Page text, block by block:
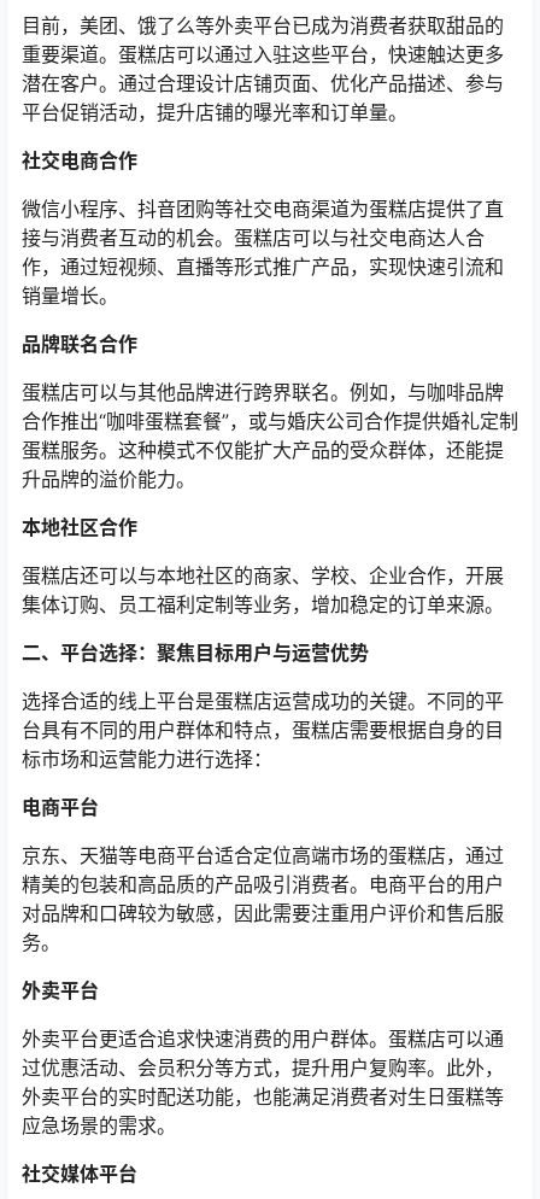
目前，美团、饿了么等外卖平台已成为消费者获取甜品的
重要渠道。蛋糕店可以通过入驻这些平台，快速触达更多
潜在客户。通过合理设计店铺页面、优化产品描述、参与
平台促销活动，提升店铺的曝光率和订单量。
社交电商合作
微信小程序、抖音团购等社交电商渠道为蛋糕店提供了直
接与消费者互动的机会。蛋糕店可以与社交电商达人合
作，通过短视频、直播等形式推广产品，实现快速引流和
销量增长。
品牌联名合作
蛋糕店可以与其他品牌进行跨界联名。例如，与咖啡品牌
合作推出“咖啡蛋糕套餐”，或与婚庆公司合作提供婚礼定制
蛋糕服务。这种模式不仅能扩大产品的受众群体，还能提
升品牌的溢价能力。
本地社区合作
蛋糕店还可以与本地社区的商家、学校、企业合作，开展
集体订购、员工福利定制等业务，增加稳定的订单来源。
二、平台选择：聚焦目标用户与运营优势
选择合适的线上平台是蛋糕店运营成功的关键。不同的平
台具有不同的用户群体和特点，蛋糕店需要根据自身的目
标市场和运营能力进行选择：
电商平台
京东、天猫等电商平台适合定位高端市场的蛋糕店，通过
精美的包装和高品质的产品吸引消费者。电商平台的用户
对品牌和口碑较为敏感，因此需要注重用户评价和售后服
务。
外卖平台
外卖平台更适合追求快速消费的用户群体。蛋糕店可以通
过优惠活动、会员积分等方式，提升用户复购率。此外，
外卖平台的实时配送功能，也能满足消费者对生日蛋糕等
应急场景的需求。
社交媒体平台